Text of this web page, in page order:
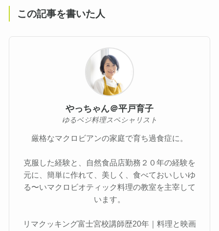
この記事を書いた人
やっちゃん＠平戸育子
ゆるベジ料理スペシャリスト
厳格なマクロビアンの家庭で育ち過食症に。
克服した経験と、自然食品店勤務２０年の経験を
元に、簡単に作れて、美しく、食べておいしいゆ
る〜いマクロビオティック料理の教室を主宰して
います。
リマクッキング富士宮校講師歴20年｜料理と映画